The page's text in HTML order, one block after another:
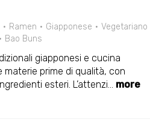
Ramen Giapponese
Vegetariano
Bao Buns
giapponesi e cucina
materie prime di qualità, con
esteri. L’attenzi... more